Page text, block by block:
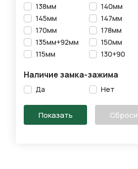
138мм
140мм
145мм
147мм
170мм
178мм
135мм+92мм
150мм
115мм
130+90
Наличие замка-зажима
Да Нет